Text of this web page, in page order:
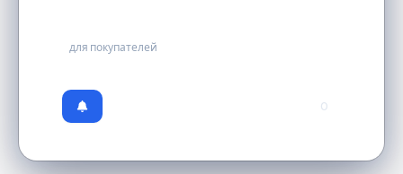
для покупателей
0